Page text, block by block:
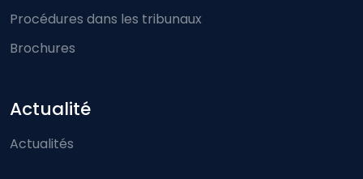
Procédures dans les tribunaux
Brochures
Actualité
Actualités